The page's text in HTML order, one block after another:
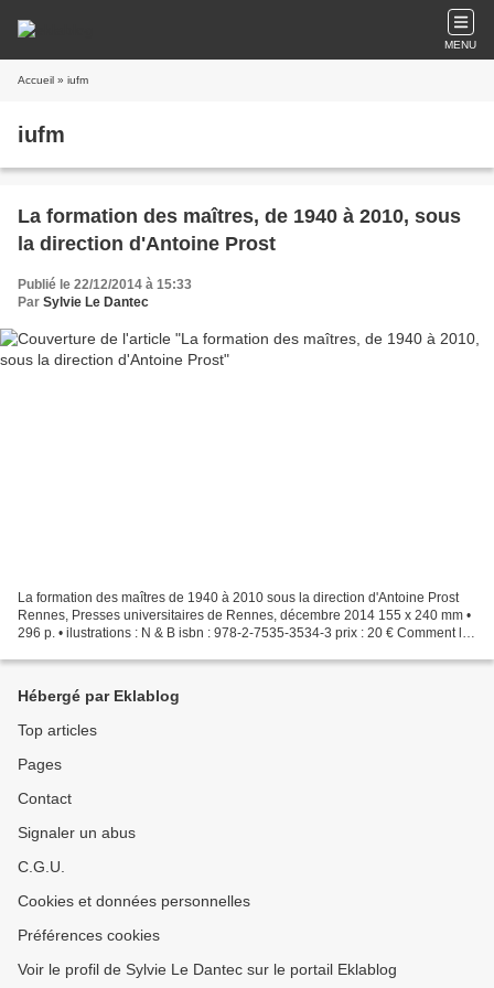
MENU
Accueil » iufm
iufm
La formation des maîtres, de 1940 à 2010, sous
la direction d'Antoine Prost
Publié le 22/12/2014 à 15:33
Par Sylvie Le Dantec
La formation des maîtres de 1940 à 2010 sous la direction d'Antoine Prost
Rennes, Presses universitaires de Rennes, décembre 2014 155 x 240 mm •
296 p. • ilustrations : N & B isbn : 978-2-7535-3534-3 prix : 20 € Comment la
Hébergé par Eklablog
Top articles
Pages
Contact
Signaler un abus
C.G.U.
Cookies et données personnelles
Préférences cookies
Voir le profil de Sylvie Le Dantec sur le portail Eklablog